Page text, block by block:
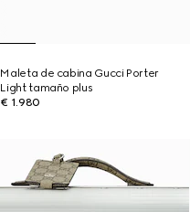
Maleta de cabina Gucci Porter
Light tamaño plus
€ 1.980